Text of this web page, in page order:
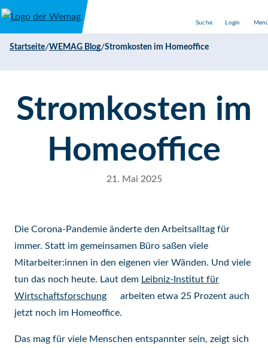
Direkt zum Inhalt
Suche Login
Startseite/WEMAG Blog/Stromkosten im Homeoffice
Stromkosten im
Homeoffice
21. Mai 2025
Die Corona-Pandemie änderte den Arbeitsalltag für
immer. Statt im gemeinsamen Büro saßen viele
Mitarbeiter:innen in den eigenen vier Wänden. Und viele
tun das noch heute. Laut dem Leibniz-Institut für
Wirtschaftsforschung
arbeiten etwa 25 Prozent auch
jetzt noch im Homeoffice.
Das mag für viele Menschen entspannter sein, zeigt sich